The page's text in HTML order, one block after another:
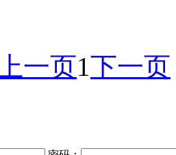
上一页1下一页